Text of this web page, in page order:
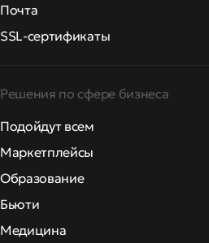
Почта
SSL-сертификаты
Решения по сфере бизнеса
Подойдут всем
Маркетплейсы
Образование
Бьюти
Медицина